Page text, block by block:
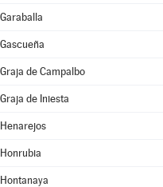
Garaballa
Gascueña
Graja de Campalbo
Graja de Iniesta
Henarejos
Honrubia
Hontanaya